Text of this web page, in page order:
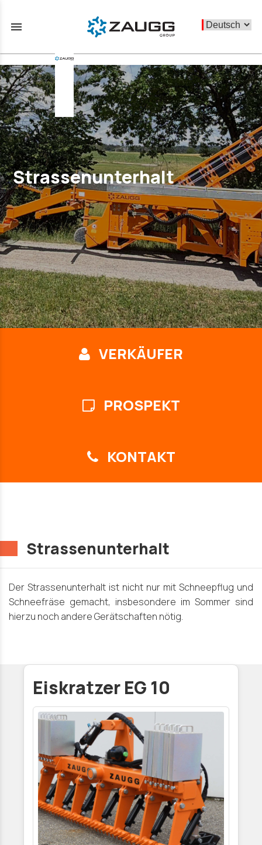
menu
Strassenunterhalt
VERKÄUFER
PROSPEKT
KONTAKT
Strassenunterhalt
Der Strassenunterhalt ist nicht nur mit Schneepflug und
Schneefräse gemacht, insbesondere im Sommer sind
hierzu noch andere Gerätschaften nötig.
Eiskratzer EG 10